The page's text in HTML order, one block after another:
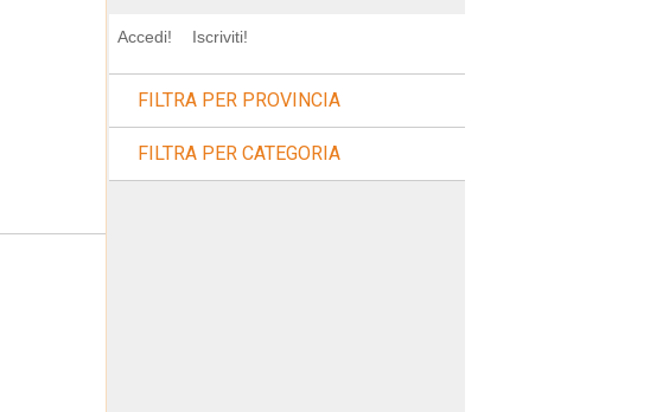
Accedi! Iscriviti!
FILTRA PER PROVINCIA
FILTRA PER CATEGORIA